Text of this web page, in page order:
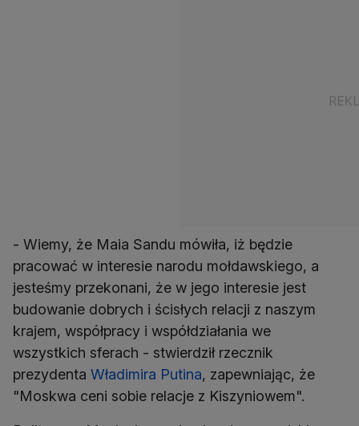
- Wiemy, że Maia Sandu mówiła, iż będzie
pracować w interesie narodu mołdawskiego, a
jesteśmy przekonani, że w jego interesie jest
budowanie dobrych i ścisłych relacji z naszym
krajem, współpracy i współdziałania we
wszystkich sferach - stwierdził rzecznik
prezydenta Władimira Putina, zapewniając, że
"Moskwa ceni sobie relacje z Kiszyniowem".